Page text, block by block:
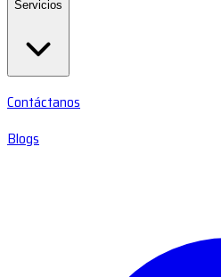
Servicios
Contáctanos
Blogs